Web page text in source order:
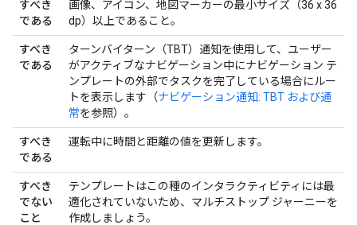
すべき
である
画像、アイコン、地図マーカーの最小サイズ（36 x 36
dp）以上であること。
すべき
である
ターンバイターン（TBT）通知を使用して、ユーザー
がアクティブなナビゲーション中にナビゲーション テ
ンプレートの外部でタスクを完了している場合にルー
トを表示します（ナビゲーション通知: TBT および通
常を参照）。
すべき
である
運転中に時間と距離の値を更新します。
すべき
でない
こと
テンプレートはこの種のインタラクティビティには最
適化されていないため、マルチストップ ジャーニーを
作成しましょう。